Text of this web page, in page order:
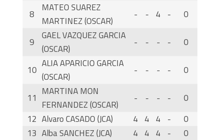
8
MATEO SUAREZ
MARTINEZ (OSCAR)
- - 4 - 0
9
GAEL VAZQUEZ GARCIA
(OSCAR)
- - - - 0
10
ALIA APARICIO GARCIA
(OSCAR)
- - - - 0
11
MARTINA MON
FERNANDEZ (OSCAR)
- - - -
0
12 Alvaro CASADO (JCA) 4 4 4 -
0
13 Alba SANCHEZ (JCA) 4 4 4 -
0